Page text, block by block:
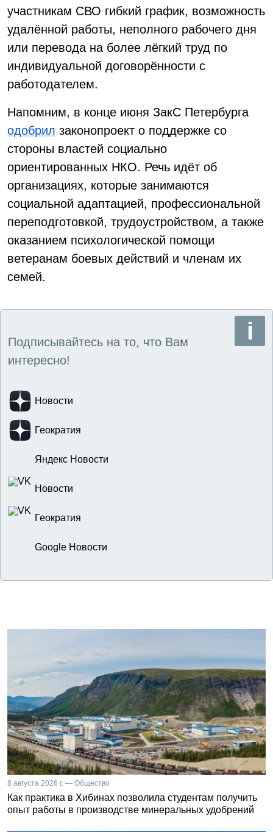
участникам СВО гибкий график, возможность
удалённой работы, неполного рабочего дня
или перевода на более лёгкий труд по
индивидуальной договорённости с
работодателем.
Напомним, в конце июня ЗакС Петербурга
одобрил законопроект о поддержке со
стороны властей социально
ориентированных НКО. Речь идёт об
организациях, которые занимаются
социальной адаптацией, профессиональной
переподготовкой, трудоустройством, а также
оказанием психологической помощи
ветеранам боевых действий и членам их
семей.
Подписывайтесь на то, что Вам
интересно!
Новости
Геократия
Яндекс Новости
Новости
Геократия
Google Новости
8 августа 2026 г. — Общество
Как практика в Хибинах позволила студентам получить
опыт работы в производстве минеральных удобрений